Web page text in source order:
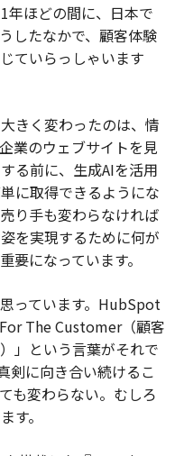
1年ほどの間に、日本で
したなかで、顧客体験
ていらっしゃいます
大きく変わったのは、情
業のウェブサイトを見
る前に、生成AIを活用
に取得できるようにな
り手も変わらなければ
を実現するために何が
要になっています。
っています。HubSpot
The Customer（顧客
」という言葉がそれで
剣に向き合い続けるこ
も変わらない。むしろ
す。